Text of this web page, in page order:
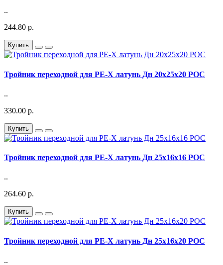
..
244.80 р.
Купить
Тройник переходной для PE-X латунь Дн 20х25х20 РОС
..
330.00 р.
Купить
Тройник переходной для PE-X латунь Дн 25х16х16 РОС
..
264.60 р.
Купить
Тройник переходной для PE-X латунь Дн 25х16х20 РОС
..